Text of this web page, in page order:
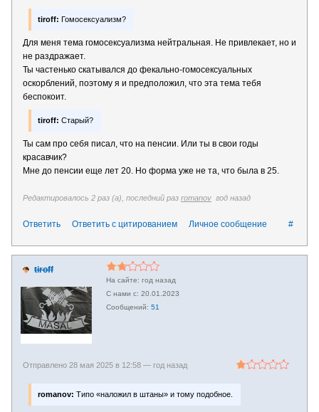
tiroff: Гомосексуализм?
Для меня тема гомосексуализма нейтральная. Не привлекает, но и
не раздражает.
Ты частенько скатывался до фекально-гомосексуальных
оскорблений, поэтому я и предположил, что эта тема тебя
беспокоит.
tiroff: Старый?
Ты сам про себя писал, что на пенсии. Или ты в свои годы
красавчик?
Мне до пенсии еще лет 20. Но форма уже не та, что была в 25.
Редактировалось 2 раз (а), последний раз romanov год назад
#
Ответить Ответить с цитированием Личное сообщение
tiroff
год назад
20.01.2023
51
Отправлено 28 мая 2025 в 12:58 — год назад
romanov: Типо «наложил в штаны» и тому подобное.